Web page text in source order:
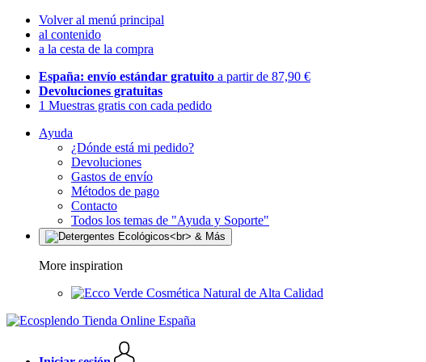
Volver al menú principal
al contenido
a la cesta de la compra
España: envío estándar gratuito a partir de 87,90 €
Devoluciones gratuitas
1 Muestras gratis con cada pedido
Ayuda
¿Dónde está mi pedido?
Devoluciones
Gastos de envío
Métodos de pago
Contacto
Todos los temas de "Ayuda y Soporte"
More inspiration
Cosmética Natural de Alta Calidad